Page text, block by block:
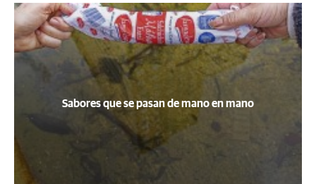
Sabores que se pasan de mano en mano